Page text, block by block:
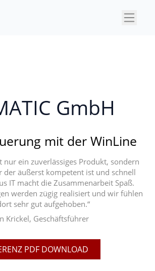
×
GmbH
mit der WinLine
nur ein zuverlässiges Produkt, sondern
der äußerst kompetent ist und schnell
IT macht die Zusammenarbeit Spaß.
werden zügig realisiert und wir fühlen
sehr gut aufgehoben.“
Krickel, Geschäftsführer
PDF DOWNLOAD